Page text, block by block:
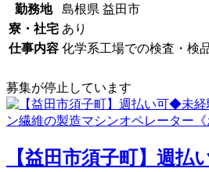
勤務地
島根県 益田市
寮・社宅 あり
仕事内容 化学系工場での検査・検
募集が停止しています
【益田市須子町】週